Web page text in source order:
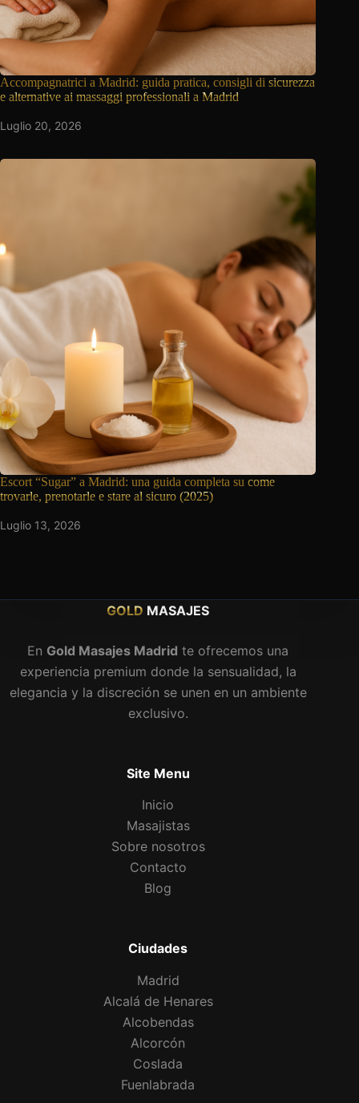
Accompagnatrici a Madrid: guida pratica, consigli di sicurezza
e alternative ai massaggi professionali a Madrid
Luglio 20, 2026
Escort “Sugar” a Madrid: una guida completa su come
trovarle, prenotarle e stare al sicuro (2025)
Luglio 13, 2026
GOLD MASAJES
En Gold Masajes Madrid te ofrecemos una
experiencia premium donde la sensualidad, la
elegancia y la discreción se unen en un ambiente
exclusivo.
Site Menu
Inicio
Masajistas
Sobre nosotros
Contacto
Blog
Ciudades
Madrid
Alcalá de Henares
Alcobendas
Alcorcón
Coslada
Fuenlabrada